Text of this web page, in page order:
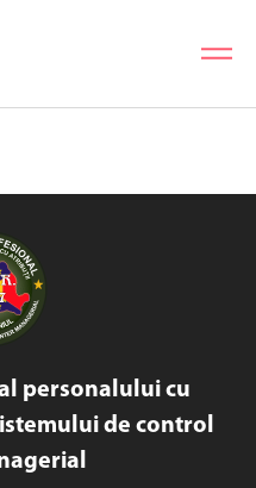
personalului cu
de control